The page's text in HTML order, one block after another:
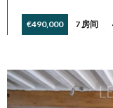
€490,000 7 房间